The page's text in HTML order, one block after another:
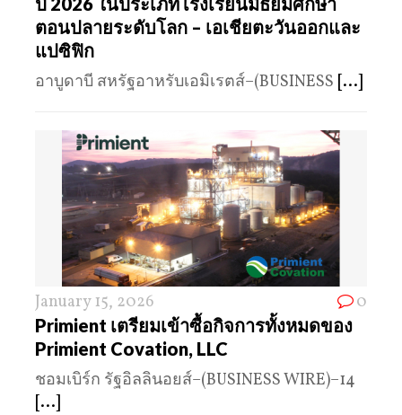
ตอนปลายระดับโลก – เอเชียตะวันออกและ
แปซิฟิก
อาบูดาบี สหรัฐอาหรับเอมิเรตส์–(BUSINESS [...]
January 15, 2026 0
Primient เตรียมเข้าซื้อกิจการทั้งหมดของ
Primient Covation, LLC
ชอมเบิร์ก รัฐอิลลินอยส์–(BUSINESS WIRE)–14
[...]